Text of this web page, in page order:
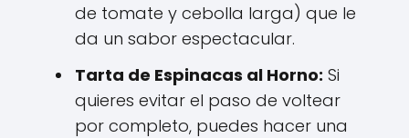
de tomate y cebolla larga) que le
da un sabor espectacular.
Tarta de Espinacas al Horno: Si
quieres evitar el paso de voltear
por completo, puedes hacer una